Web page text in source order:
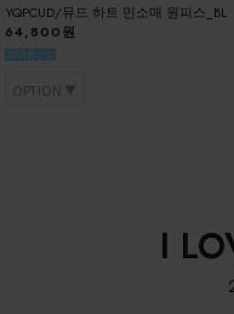
YQPCUD/뮤드 하트 민소매 원피스_BL
64,800원
OPTION
I